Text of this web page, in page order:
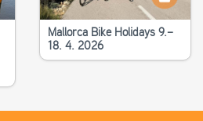
Mallorca Bike Holidays 9.–
18. 4. 2026